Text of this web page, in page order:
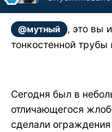
@мутный
, это вы
тонкостенной
Сегодня был в
отличающегося
сделали